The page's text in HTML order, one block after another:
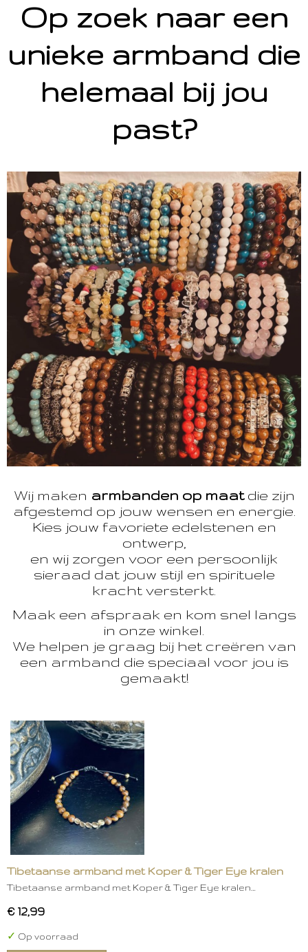
Op zoek naar een
unieke armband die
helemaal bij jou
past?
Wij maken armbanden op maatdie zijn
afgestemd op jouw wensen en energie.
Kies jouw favoriete edelstenen en
ontwerp,
en wij zorgen voor een persoonlijk
sieraad dat jouw stijl en spirituele
kracht versterkt.
Maak een afspraak en kom snel langs
in onze winkel.
We helpen je graag bij het creëren van
een armband die speciaal voor jou is
gemaakt!
Tibetaanse armband met Koper & Tiger Eye kralen
Tibetaanse armband met Koper & Tiger Eye kralen…
€ 12,99
✓ Op voorraad